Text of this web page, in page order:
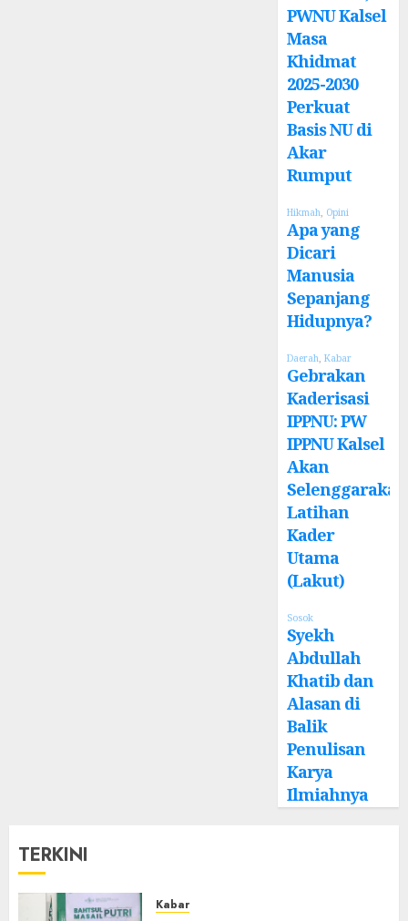
PWNU Kalsel
Masa
Khidmat
2025-2030
Perkuat
Basis NU di
Akar
Rumput
Hikmah, Opini
Apa yang
Dicari
Manusia
Sepanjang
Hidupnya?
Daerah,Kabar
Gebrakan
Kaderisasi
IPPNU: PW
IPPNU Kalsel
Akan
Selenggarakan
Latihan
Kader
Utama
(Lakut)
Sosok
Syekh
Abdullah
Khatib dan
Alasan di
Balik
Penulisan
Karya
Ilmiahnya
TERKINI
Kabar